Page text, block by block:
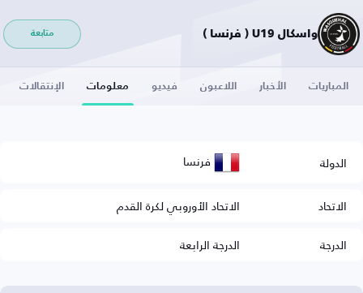
واسكال U19 ( فرنسا ) متابعة
المباريات الأخبار اللاعبون فيديو معلومات الإنتقالات
الدولة فرنسا
الاتحاد
الاتحاد الأوروبي لكرة القدم
الدرجة
الدرجة الرابعة